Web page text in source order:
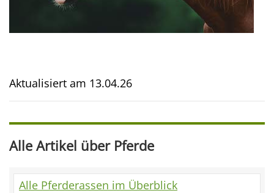
Aktualisiert am 13.04.26
Alle Artikel über Pferde
Alle Pferderassen im Überblick